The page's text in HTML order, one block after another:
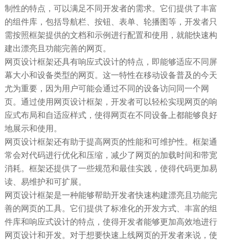
制性的特点，可以满足不同开发者的需求。它们提供了丰富
的组件库，包括导航栏、按钮、表单、轮播图等，开发者只
需按照框架提供的文档和示例进行配置和使用，就能快速构
建出漂亮且功能完善的网页。
网页设计框架还具有响应式设计的特点，即能够适应不同屏
幕大小和设备类型的网页。这一特性在移动设备普及的今天
尤为重要，因为用户可能会通过不同的设备访问同一个网
页。通过使用网页设计框架，开发者可以轻松实现网页的响
应式布局和自适应样式，使得网页在不同设备上都能够良好
地展示和使用。
网页设计框架还有助于提高网页的性能和可维护性。框架通
常会对代码进行优化和压缩，减少了网页的加载时间和带宽
消耗。框架还提供了一些规范和最佳实践，使得代码更加易
读、易维护和可扩展。
网页设计框架是一种能够帮助开发者快速构建漂亮且功能完
善的网页的工具。它们提供了标准化的开发方式、丰富的组
件库和响应式设计的特点，使得开发者能够更加高效地进行
网页设计和开发。对于想要快速上线网页的开发者来说，使